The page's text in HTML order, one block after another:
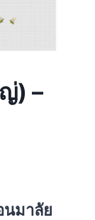
) –
นมาลัย